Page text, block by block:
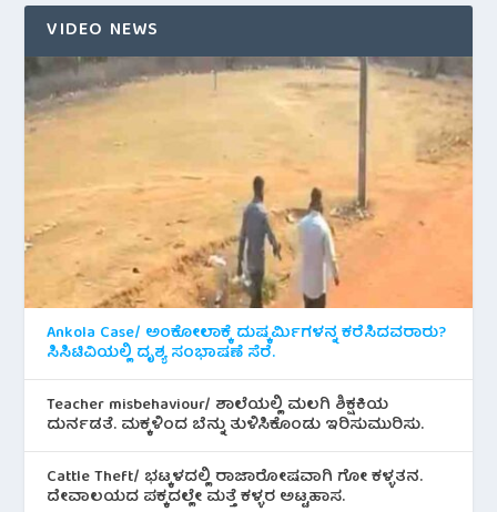
VIDEO NEWS
Ankola Case/ ಅಂಕೋಲಾಕ್ಕೆ ದುಷ್ಕರ್ಮಿಗಳನ್ನ ಕರೆಸಿದವರಾರು?
ಸಿಸಿಟಿವಿಯಲ್ಲಿ ದೃಶ್ಯ ಸಂಭಾಷಣೆ ಸೆರೆ.
Teacher misbehaviour/ ಶಾಲೆಯಲ್ಲಿ ಮಲಗಿ ಶಿಕ್ಷಕಿಯ
ದುರ್ನಡತೆ. ಮಕ್ಕಳಿಂದ ಬೆನ್ನು ತುಳಿಸಿಕೊಂಡು ಇರಿಸುಮುರಿಸು.
Cattle Theft/ ಭಟ್ಕಳದಲ್ಲಿ ರಾಜಾರೋಷವಾಗಿ ಗೋ ಕಳ್ಳತನ.
ದೇವಾಲಯದ ಪಕ್ಕದಲ್ಲೇ ಮತ್ತೆ ಕಳ್ಳರ ಅಟ್ಟಹಾಸ.